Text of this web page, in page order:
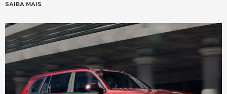
SAIBA MAIS